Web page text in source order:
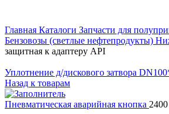
Главная Каталоги Запчасти для
Бензовозы (светлые нефтепродукты)
защитная к адаптеру API
Уплотнение д/дискового затвора
Назад к товарам
Пневматическая аварийная кнопка 2400